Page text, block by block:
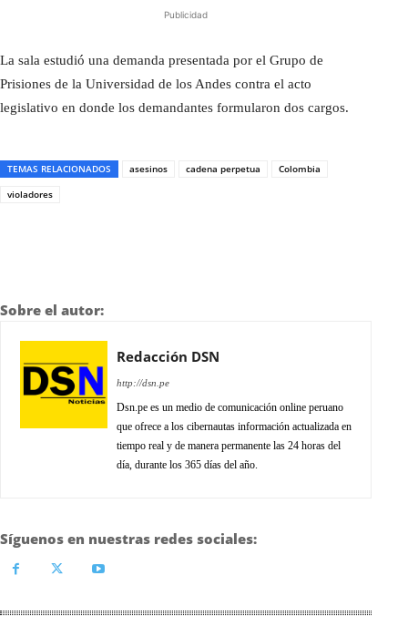
Publicidad
La sala estudió una demanda presentada por el Grupo de
Prisiones de la Universidad de los Andes contra el acto
legislativo en donde los demandantes formularon dos cargos.
TEMAS RELACIONADOS asesinos cadena perpetua
Colombia
violadores
Sobre el autor:
Redacción DSN
http://dsn.pe
Dsn.pe es un medio de comunicación online peruano
que ofrece a los cibernautas información actualizada en
tiempo real y de manera permanente las 24 horas del
día, durante los 365 días del año.
Síguenos en nuestras redes sociales: